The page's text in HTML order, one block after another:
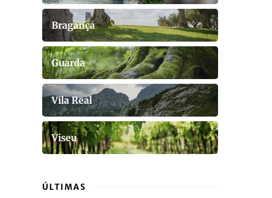
Bragança
Guarda
Vila Real
Viseu
ÚLTIMAS